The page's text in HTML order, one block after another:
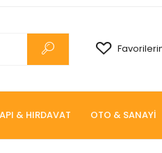
& HIRDAVAT OTO & SANAYİ